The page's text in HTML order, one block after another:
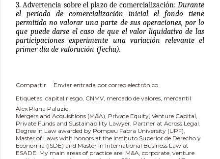
3. Advertencia sobre el plazo de comercialización: Durante
el período de comercialización inicial el fondo tiene
permitido no valorar una parte de sus operaciones, por lo
que puede darse el caso de que el valor liquidativo de las
participaciones experimente una variación relevante el
primer día de valoración (fecha).
Compartir
Enviar entrada por correo electrónico
Etiquetas: capital riesgo CNMV mercado de valores mercantil
Àlex Plana Paluzie
Mergers and Acquisitions (M&A), Private Equity, Venture Capital,
Private Funds and Sustainability Lawyer, Partner at Across Legal.
Degree in Law awarded by Pompeu Fabra University (UPF),
Master of Laws with honors at the Instituto Superior de Derecho y
Economía (ISDE) and Master in International Business Law at
ESADE. My main areas of practice are: M&A, corporate, venture